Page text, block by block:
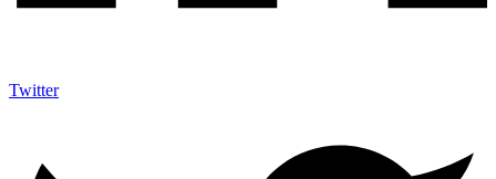
Twitter